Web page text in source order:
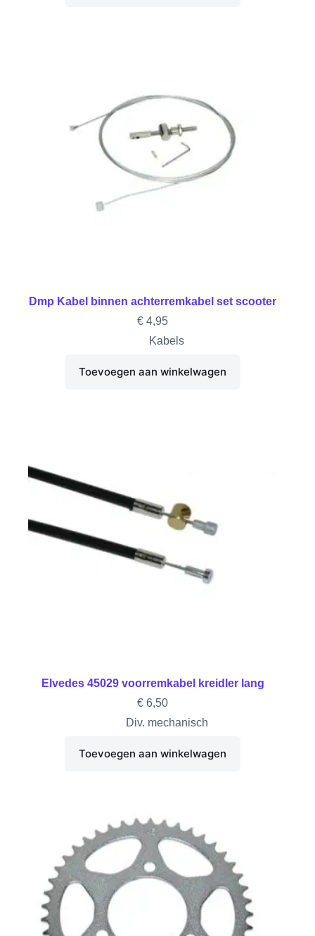
Dmp Kabel binnen achterremkabel set scooter
€ 4,95
Kabels
Toevoegen aan winkelwagen
Elvedes 45029 voorremkabel kreidler lang
€ 6,50
Div. mechanisch
Toevoegen aan winkelwagen